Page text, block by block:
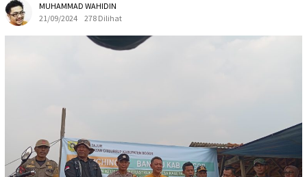
MUHAMMAD WAHIDIN
21/09/2024
278 Dilihat